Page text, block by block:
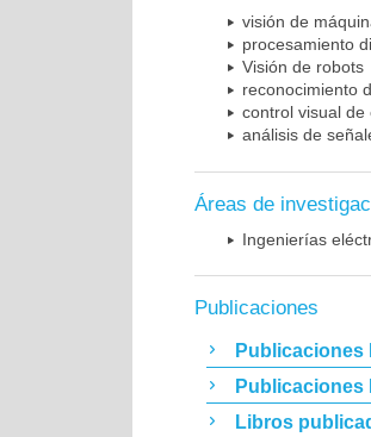
visión de
procesamiento
Visión de robots
reconocimiento
control visual de
análisis de
Áreas de
Ingenierías
Publicaciones
Publicaciones
Publicaciones
Libros